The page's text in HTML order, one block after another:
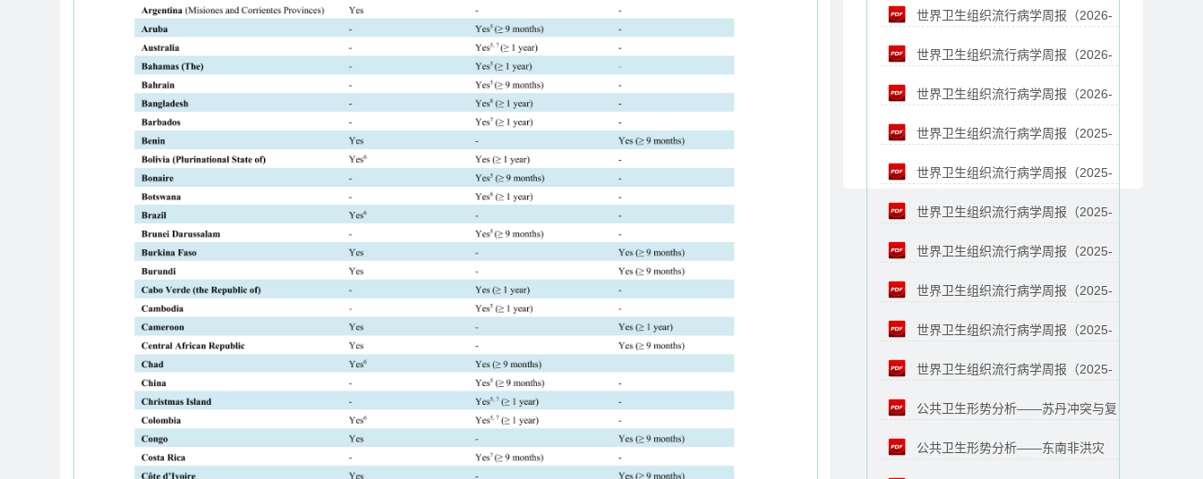
02-13）世界卫生组织流行病学周报（2026-
02-06）世界卫生组织流行病学周报（2026-
01-16）世界卫生组织流行病学周报（2026-
01-09）世界卫生组织流行病学周报（2025-
12-26）世界卫生组织流行病学周报（2025-
12-19）世界卫生组织流行病学周报（2025-
12-12）世界卫生组织流行病学周报（2025-
12-05）世界卫生组织流行病学周报（2025-
11-28）世界卫生组织流行病学周报（2025-
11-21）世界卫生组织流行病学周报（2025-
11-14）公共卫生形势分析——苏丹冲突与复
杂紧急状态（2026-02-25）
公共卫生形势分析——东南非洪灾